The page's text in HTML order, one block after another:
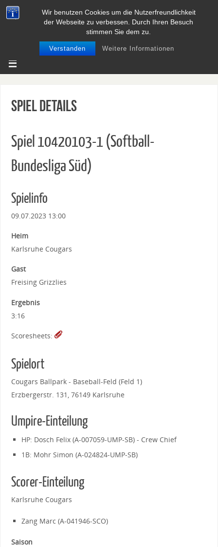
Wir benutzen Cookies um die Nutzerfreundlichkeit
der Webseite zu verbessen. Durch Ihren Besuch
stimmen Sie dem zu.
Verstanden Weitere Informationen
BASEBALL UND SOFTBALL IN
NIEDERSACHSEN
Spiel Details
Spiel 10420103-1 (Softball-
Bundesliga Süd)
Spielinfo
09.07.2023 13:00
Heim
Karlsruhe Cougars
Gast
Freising Grizzlies
Ergebnis
3:16
Scoresheets:
Spielort
Cougars Ballpark - Baseball-Feld (Feld 1)
Erzbergerstr. 131, 76149 Karlsruhe
Umpire-Einteilung
HP: Dosch Felix (A-007059-UMP-SB) - Crew Chief
1B: Mohr Simon (A-024824-UMP-SB)
Scorer-Einteilung
Karlsruhe Cougars
Zang Marc (A-041946-SCO)
Saison